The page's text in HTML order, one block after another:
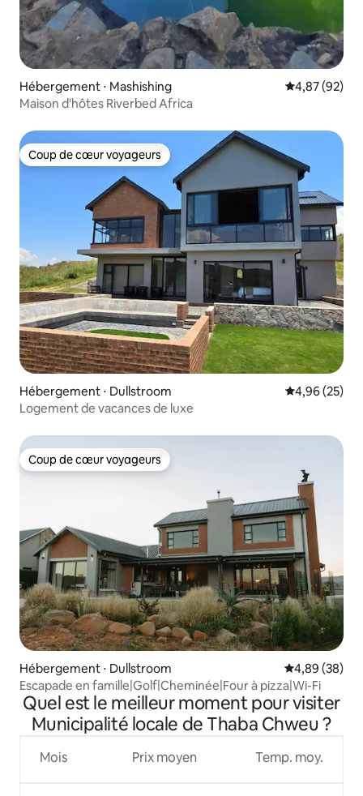
Hébergement ⋅ Mashishing Évaluation
4,87 (92)
Maison d'hôtes Riverbed Africa
Coup de cœur voyageurs
Coup de cœur voyageurs
Hébergement ⋅ Dullstroom Évaluation
4,96 (25)
Logement de vacances de luxe
Coup de cœur voyageurs
Coup de cœur voyageurs
Hébergement ⋅ Dullstroom Évaluation
4,89 (38)
Escapade en famille|Golf|Cheminée|Four à pizza|Wi-Fi
Quel est le meilleur moment pour visiter
Municipalité locale de Thaba Chweu ?
Mois Prix moyen Temp. moy.